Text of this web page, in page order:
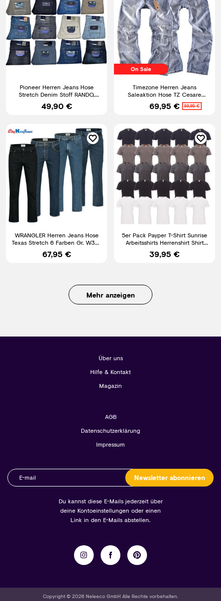
Pioneer Herren Jeans Hose
Stretch Denim Stoff RANDO,
RON MEGAFLEX Alle Farben
49,90 €
On Sale
Timezone Herren Jeans
Saleaktion Hose TZ Cesare
3630 hellblau Neu Größe
wählbar
69,95 € 89,95 €
WRANGLER Herren Jeans Hose
Texas Stretch 6 Farben Gr. W30-
W50
67,95 €
5er Pack Payper T-Shirt Sunrise
Arbeitsshirts Herrenshirt Shirt
Herren T-Shirts
39,95 €
Mehr anzeigen
Über uns
Hilfe & Kontakt
Magazin
AGB
Datenschutzerklärung
Impressum
Newsletter abonnieren
Du kannst diese E-Mails jederzeit über
deine Kontoeinstellungen oder einen
Link in den E-Mails abstellen.
Copyright © 2026 Neleeco GmbH Alle Rechte vorbehalten.